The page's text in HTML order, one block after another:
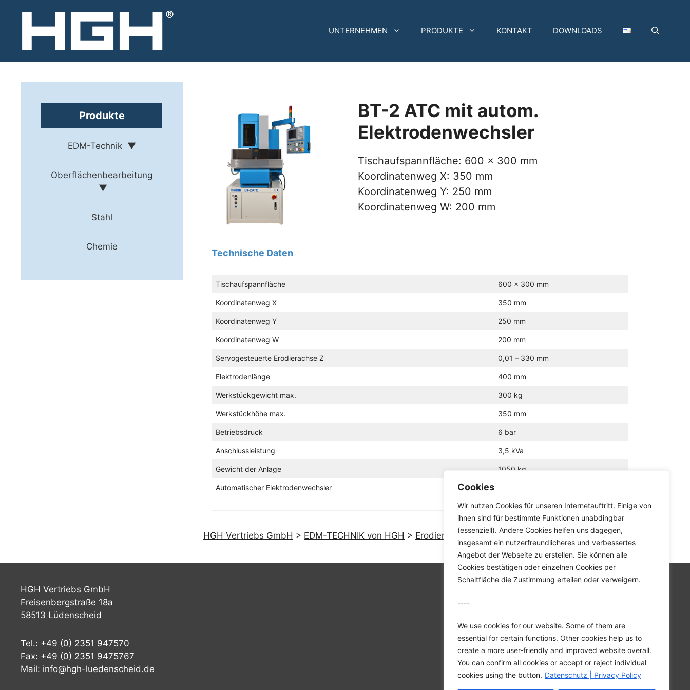
Cookies
Wir nutzen Cookies für unseren Internetauftritt. Einige von
ihnen sind für bestimmte Funktionen unabdingbar
(essenziell). Andere Cookies helfen uns dagegen,
insgesamt ein nutzerfreundlicheres und verbessertes
Angebot der Webseite zu erstellen. Sie können alle
Cookies bestätigen oder einzelnen Cookies per
Schaltfläche die Zustimmung erteilen oder verweigern.
----
We use cookies for our website. Some of them are
essential for certain functions. Other cookies help us to
create a more user-friendly and improved website overall.
You can confirm all cookies or accept or reject individual
cookies using the button. Datenschutz | Privacy Policy
UNTERNEHMEN PRODUKTE KONTAKT DOWNLOADS
BT-2 ATC mit autom.
Elektrodenwechsler
Tischaufspannfläche: 600 x 300 mm
Koordinatenweg X: 350 mm
Koordinatenweg Y: 250 mm
Koordinatenweg W: 200 mm
Technische Daten
Tischaufspannfläche 600 x 300 mm
Koordinatenweg X 350 mm
Koordinatenweg Y 250 mm
Koordinatenweg W 200 mm
Servogesteuerte Erodierachse Z 0,01 – 330 mm
Elektrodenlänge 400 mm
Werkstückgewicht max. 300 kg
Werkstückhöhe max. 350 mm
Betriebsdruck 6 bar
Anschlussleistung 3,5 kVa
Gewicht der Anlage 1050 kg
Automatischer Elektrodenwechsler
HGH Vertriebs GmbH > EDM-TECHNIK von HGH > Erodierbohrmaschine>BT-2 ATC
Produkte
EDM-Technik
Oberflächenbearbeitung
Stahl
Chemie
HGH Vertriebs GmbH
Freisenbergstraße 18a
58513 Lüdenscheid
Tel.: +49 (0) 2351 947570
Fax: +49 (0) 2351 9475767
Mail: info@hgh-luedenscheid.de
Downloads
Kontakt
Datenschutz
Impressum